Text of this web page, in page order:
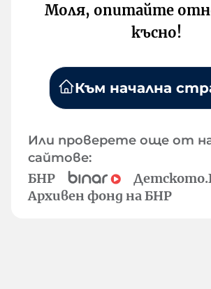
Моля, опитайте
късно!
Към начална
Или проверете още от
сайтове:
БНР
Архивен фонд на БНР